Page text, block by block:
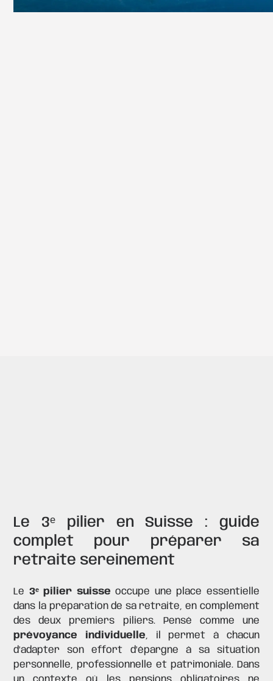
Le 3ᵉ pilier en Suisse : guide
complet pour préparer sa
retraite sereinement
Le 3ᵉ pilier suisse occupe une place essentielle
dans la préparation de sa retraite, en complément
des deux premiers piliers. Pensé comme une
prévoyance individuelle, il permet à chacun
d’adapter son effort d’épargne à sa situation
personnelle, professionnelle et patrimoniale. Dans